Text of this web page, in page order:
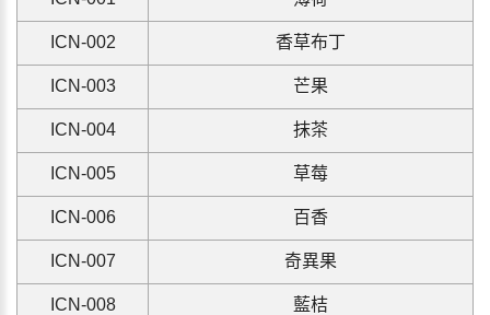
ICN-002 香草布丁
ICN-003 芒果
ICN-004 抹茶
ICN-005 草莓
ICN-006 百香
ICN-007 奇異果
ICN-008 藍桔